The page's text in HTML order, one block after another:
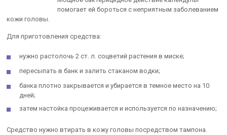
помогает ей бороться с неприятным заболеванием
кожи головы.
Для приготовления средства:
нужно растолочь 2 ст. л. соцветий растения в миске;
пересыпать в банк и залить стаканом водки;
банка плотно закрывается и убирается в темное место на 10
дней;
затем настойка процеживается и используется по назначению;
Средство нужно втирать в кожу головы посредством тампона.